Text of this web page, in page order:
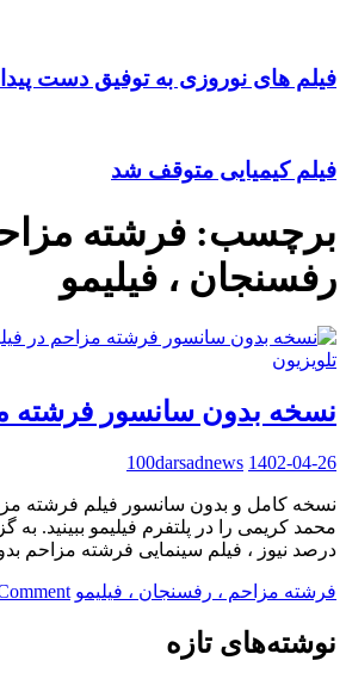
فیلم های نوروزی به توفیق دست پیدا
فیلم کیمیایی متوقف شد
برچسب: فرشته
رفسنجان ، فیلیمو
تلویزیون
نسخه بدون سانسور فرشته
100darsadnews 1402-04-26
نسخه کامل و بدون سانسور فیلم فرشته
درصد نیوز ، فیلم سینمایی فرشته مزاحم
فرشته مزاحم ، رفسنجان ، فیلیمو
نوشته‌های تازه